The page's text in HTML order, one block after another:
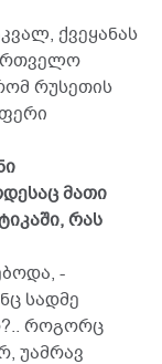
ქვეყანას
რუსეთის
მათი
რას
-
სადმე
როგორც
უამრავ